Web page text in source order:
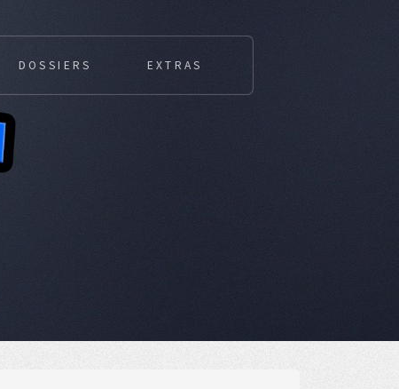
DOSSIERS EXTRAS